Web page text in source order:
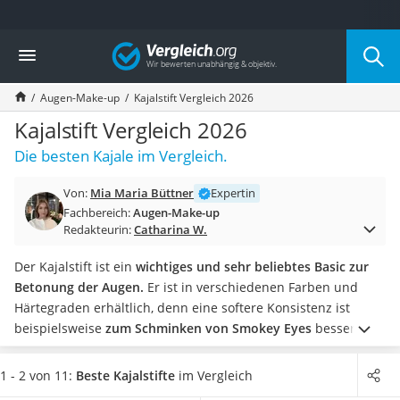
Die beliebtesten Vergleiche nach Kategorie
Drogerie
Inhalator
Haarschneider
Rollator
Braun Rasierer
Katzenklappe (Chip)
Masturbator
Massagepistole
Reisehaartrockner
Eiweißpulver
Magnesiumpräparat
Katzenklappe
Nackenmassagegerät
Zeckenschutz Katze
Vergleich
Augen-Make-up Kajalstift Vergleich 2026
Kajalstift Vergleich 2026
Die besten Kajale im Vergleich.
Von: Mia Maria Büttner
Expertin
Fachbereich:Augen-Make-up
Redakteurin:Catharina W.
Der Kajalstift ist ein wichtiges und sehr beliebtes Basic zur
Betonung der Augen. Er ist in verschiedenen Farben und
Härtegraden erhältlich, denn eine softere Konsistenz ist
beispielsweise zum Schminken von Smokey Eyes besser
geeignet. Auch Befürworter von Naturkosmetikmüssen auf
ihr Schminkutensil nicht verzichten und werden fündig
1 - 2 von 11: Beste Kajalstifte im Vergleich